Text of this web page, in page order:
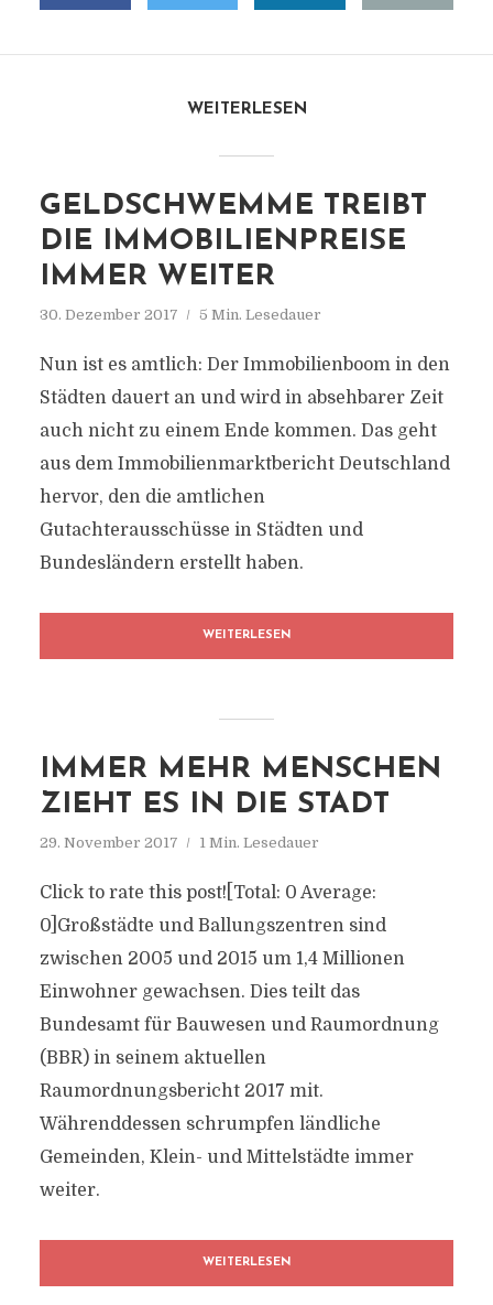
WEITERLESEN
GELDSCHWEMME TREIBT
DIE IMMOBILIENPREISE
IMMER WEITER
30. Dezember 2017 5 Min. Lesedauer
Nun ist es amtlich: Der Immobilienboom in den
Städten dauert an und wird in absehbarer Zeit
auch nicht zu einem Ende kommen. Das geht
aus dem Immobilienmarktbericht Deutschland
hervor, den die amtlichen
Gutachterausschüsse in Städten und
Bundesländern erstellt haben.
WEITERLESEN
IMMER MEHR MENSCHEN
ZIEHT ES IN DIE STADT
29. November 2017 1 Min. Lesedauer
Click to rate this post![Total: 0 Average:
0]Großstädte und Ballungszentren sind
zwischen 2005 und 2015 um 1,4 Millionen
Einwohner gewachsen. Dies teilt das
Bundesamt für Bauwesen und Raumordnung
(BBR) in seinem aktuellen
Raumordnungsbericht 2017 mit.
Währenddessen schrumpfen ländliche
Gemeinden, Klein- und Mittelstädte immer
weiter.
WEITERLESEN